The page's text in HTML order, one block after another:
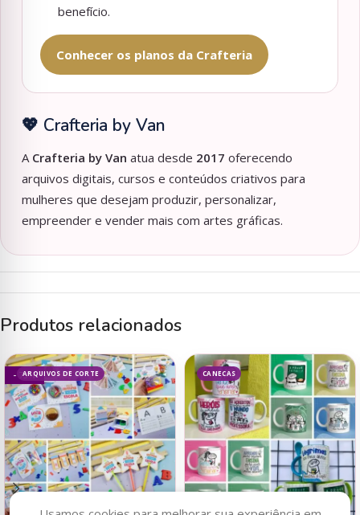
benefício.
Conhecer os planos da Crafteria
💖 Crafteria by Van
A Crafteria by Van atua desde 2017 oferecendo
arquivos digitais, cursos e conteúdos criativos para
mulheres que desejam produzir, personalizar,
empreender e vender mais com artes gráficas.
Produtos relacionados
ARQUIVOS DE CORTE
- 73% CANECAS